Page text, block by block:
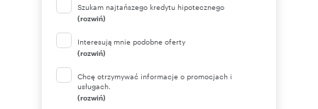
Szukam najtańszego kredytu hipotecznego
(rozwiń)
Interesują mnie podobne oferty
(rozwiń)
Chcę otrzymywać informacje o promocjach i
usługach.
(rozwiń)